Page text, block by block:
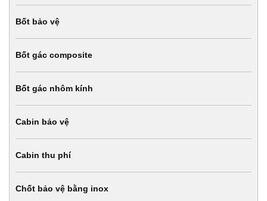
Bốt bảo vệ
Bốt gác composite
Bốt gác nhôm kính
Cabin bảo vệ
Cabin thu phí
Chốt bảo vệ bằng inox